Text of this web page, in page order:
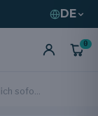
DE
0